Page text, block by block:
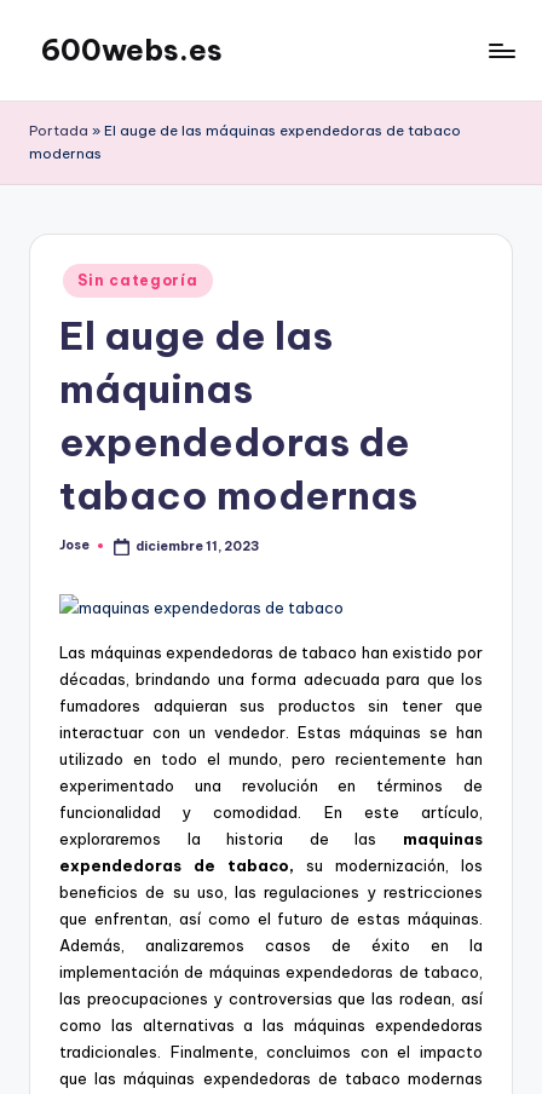
Saltar
contenido
600webs.es
Portada » El auge de las máquinas expendedoras de tabaco
modernas
Publicado
en
Sin categoría
El auge de las
máquinas
expendedoras de
tabaco modernas
Publicado
Jose diciembre 11, 2023
Las máquinas expendedoras de tabaco han existido por
décadas, brindando una forma adecuada para que los
fumadores adquieran sus productos sin tener que
interactuar con un vendedor. Estas máquinas se han
utilizado en todo el mundo, pero recientemente han
experimentado una revolución en términos de
funcionalidad y comodidad. En este artículo,
exploraremos la historia de las maquinas
expendedoras de tabaco, su modernización, los
beneficios de su uso, las regulaciones y restricciones
que enfrentan, así como el futuro de estas máquinas.
Además, analizaremos casos de éxito en la
implementación de máquinas expendedoras de tabaco,
las preocupaciones y controversias que las rodean, así
como las alternativas a las máquinas expendedoras
tradicionales. Finalmente, concluimos con el impacto
que las máquinas expendedoras de tabaco modernas